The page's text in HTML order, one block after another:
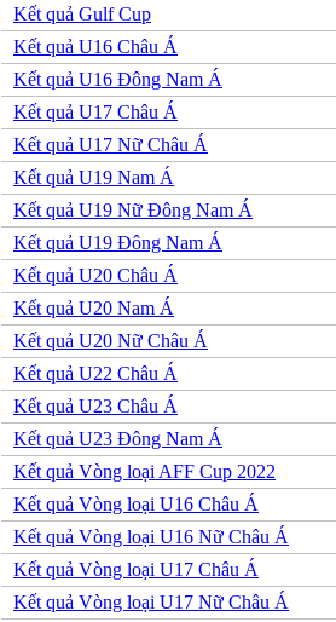
Argentina
Chi Lê
Paraguay
Venezuela
Canada
Ai Cập
Nam Phi
Kết quả Gulf Cup
Kết quả U16 Châu Á
Kết quả U16 Đông Nam Á
Kết quả U17 Châu Á
Kết quả U17 Nữ Châu Á
Kết quả U19 Nam Á
Kết quả U19 Nữ Đông Nam Á
Kết quả U19 Đông Nam Á
Kết quả U20 Châu Á
Kết quả U20 Nam Á
Kết quả U20 Nữ Châu Á
Kết quả U22 Châu Á
Kết quả U23 Châu Á
Kết quả U23 Đông Nam Á
Kết quả Vòng loại AFF Cup 2022
Kết quả Vòng loại U16 Châu Á
Kết quả Vòng loại U16 Nữ Châu Á
Kết quả Vòng loại U17 Châu Á
Kết quả Vòng loại U17 Nữ Châu Á